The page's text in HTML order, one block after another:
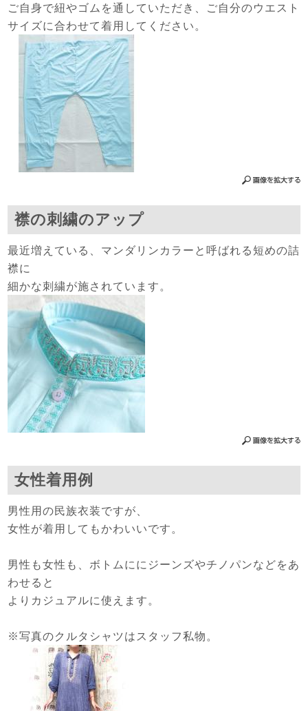
ご自身で紐やゴムを通していただき、ご自分のウエスト
サイズに合わせて着用してください。
襟の刺繍のアップ
最近増えている、マンダリンカラーと呼ばれる短めの詰
襟に
細かな刺繍が施されています。
女性着用例
男性用の民族衣装ですが、
女性が着用してもかわいいです。
男性も女性も、ボトムににジーンズやチノパンなどをあ
わせると
よりカジュアルに使えます。
※写真のクルタシャツはスタッフ私物。